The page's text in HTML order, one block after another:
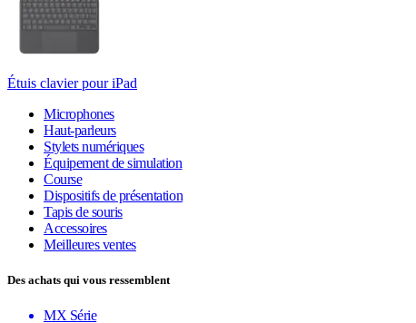
Étuis clavier pour iPad
Microphones
Haut-parleurs
Stylets numériques
Équipement de simulation
Course
Dispositifs de présentation
Tapis de souris
Accessoires
Meilleures ventes
Des achats qui vous ressemblent
MX Série